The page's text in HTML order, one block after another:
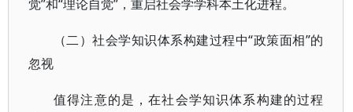
觉”和“理论自觉”，重启社会学学科本土化进程。
（二）社会学知识体系构建过程中“政策面相”的
忽视
值得注意的是，在社会学知识体系构建的过程